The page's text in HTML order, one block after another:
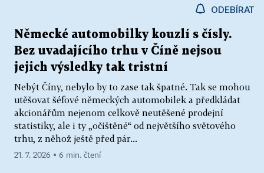
ODEBÍRAT
Německé automobilky kouzlí s čísly.
Bez uvadajícího trhu v Číně nejsou
jejich výsledky tak tristní
Nebýt Číny, nebylo by to zase tak špatné. Tak se mohou
utěšovat šéfové německých automobilek a předkládat
akcionářům nejenom celkově neutěšené prodejní
statistiky, ale i ty „očištěné“ od největšího světového
trhu, z něhož ještě před pár...
21. 7. 2026 ▪ 6 min. čtení